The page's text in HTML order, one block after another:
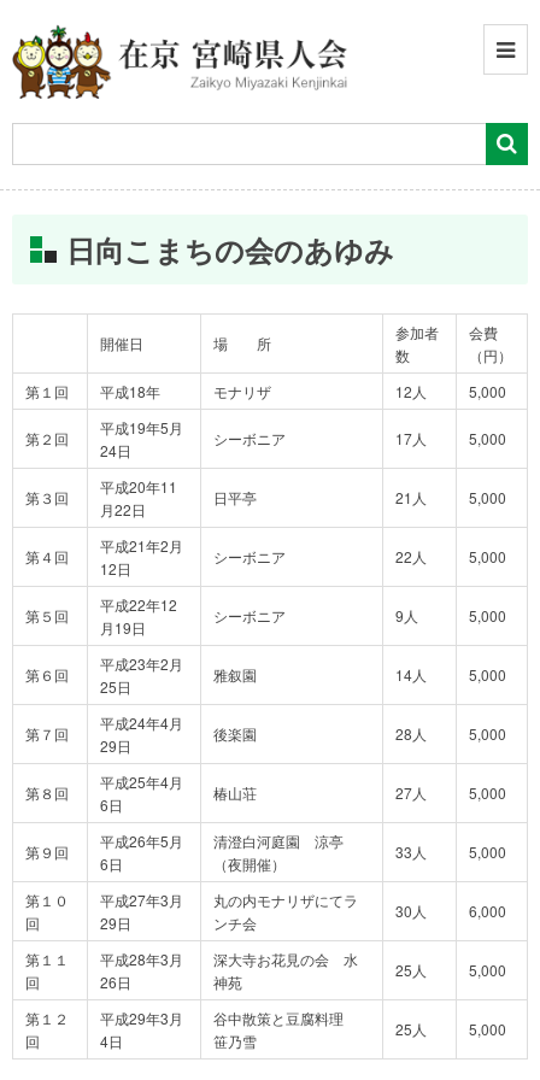
日向こまちの会のあゆみ
開催日 場 所
参加者
数
会費
（円）
第１回
平成18年 モナリザ 12人 5,000
第２回
平成19年5月
24日
シーボニア 17人 5,000
第３回
平成20年11
月22日
日平亭 21人 5,000
第４回
平成21年2月
12日
シーボニア 22人 5,000
第５回
平成22年12
月19日
シーボニア 9人 5,000
第６回
平成23年2月
25日
雅叙園 14人 5,000
第７回
平成24年4月
29日
後楽園 28人 5,000
第８回
平成25年4月
6日
椿山荘 27人 5,000
第９回
平成26年5月
6日
清澄白河庭園 涼亭
（夜開催）
33人 5,000
第１０
回
平成27年3月
29日
丸の内モナリザにてラ
ンチ会
30人 6,000
第１１
回
平成28年3月
26日
深大寺お花見の会 水
神苑
25人 5,000
第１２
回
平成29年3月
4日
谷中散策と豆腐料理
笹乃雪
25人 5,000